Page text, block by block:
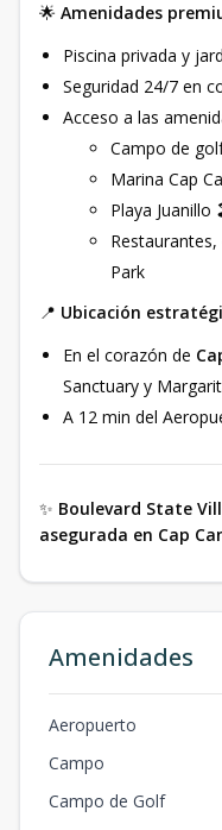
🌟 Amenidades
Piscina privada y
Seguridad 24/7 en
Acceso a las
Campo de
Marina Cap
Playa
Park
📍 Ubicación
En el corazón de
Sanctuary y
A 12 min del
✨ Boulevard State
asegurada en Cap
Amenidades
Aeropuerto
Campo
Campo de Golf